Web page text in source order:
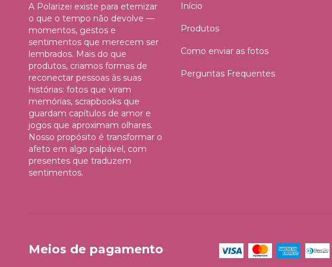
A Polarizei existe para eternizar
o que o tempo não devolve —
momentos, gestos e
sentimentos que merecem ser
lembrados. Mais do que
produtos, criamos formas de
reconectar pessoas às suas
histórias: fotos que viram
memórias, scrapbooks que
guardam capítulos de amor e
jogos que aproximam olhares.
Nosso propósito é transformar o
afeto em algo palpável, com
presentes que traduzem
sentimentos.
Início
Produtos
Como enviar as fotos
Perguntas Frequentes
Meios de pagamento